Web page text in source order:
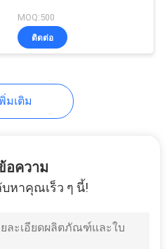
กันน้ำ
รอนิกส์
MOQ:500
ติดต่อ
มเติม
อความ
บหาคุณเร็ว ๆ นี้!